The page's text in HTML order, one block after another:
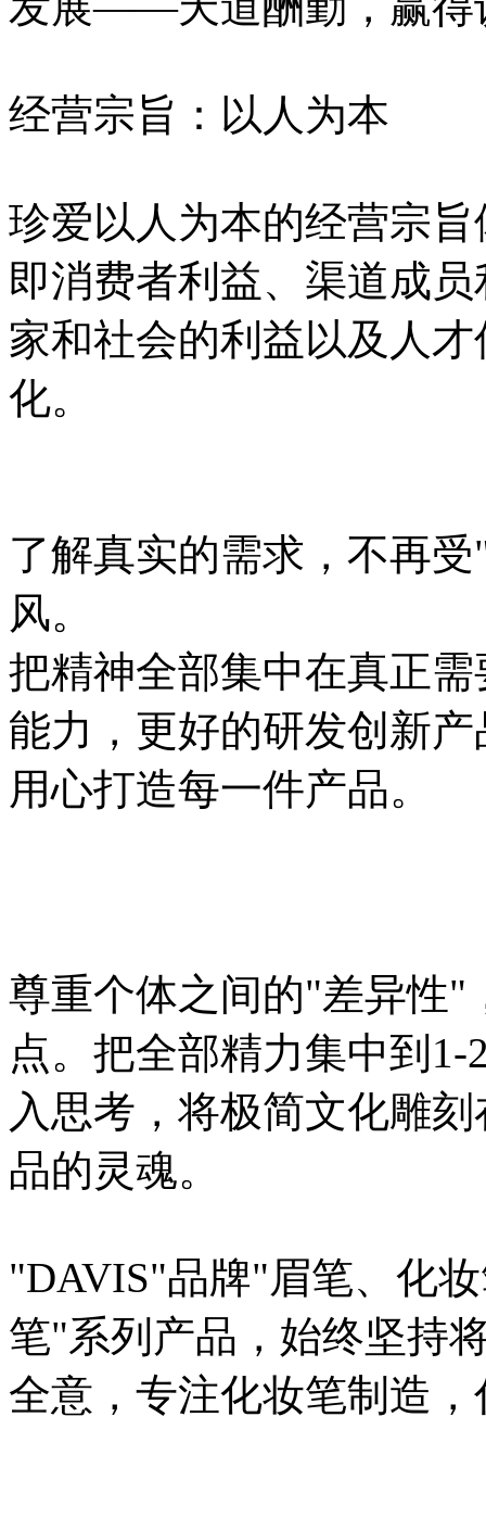
经营宗旨：以人为本
珍爱以人为本的经营宗
即消费者利益、渠道成
家和社会的利益以及人
化。
了解真实的需求，不再
风。
把精神全部集中在真正
能力，更好的研发创新
用心打造每一件产品。
尊重个体之间的"差异性"
点。把全部精力集中到
入思考，将极简文化雕
品的灵魂。
"DAVIS"品牌"眉笔、化
笔"系列产品，始终坚持
全意，专注化妆笔制造